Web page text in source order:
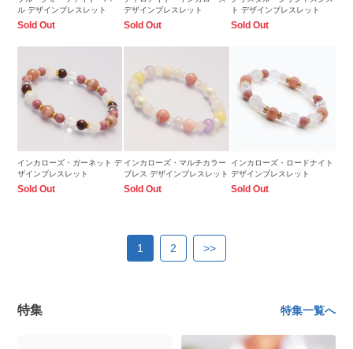
ル デザインブレスレット
Sold Out
デザインブレスレット
Sold Out
ト デザインブレスレット
Sold Out
インカローズ・ガーネット デ
ザインブレスレット
Sold Out
インカローズ・マルチカラー
ブレス デザインブレスレット
Sold Out
インカローズ・ロードナイト
デザインブレスレット
Sold Out
1 2 >>
特集 特集一覧へ